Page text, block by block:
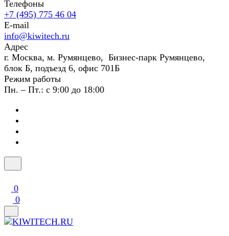
Телефоны
+7 (495) 775 46 04
E-mail
info@kiwitech.ru
Адрес
г. Москва, м. Румянцево, Бизнес-парк Румянцево,
блок Б, подъезд 6, офис 701Б
Режим работы
Пн. – Пт.: с 9:00 до 18:00
0
0